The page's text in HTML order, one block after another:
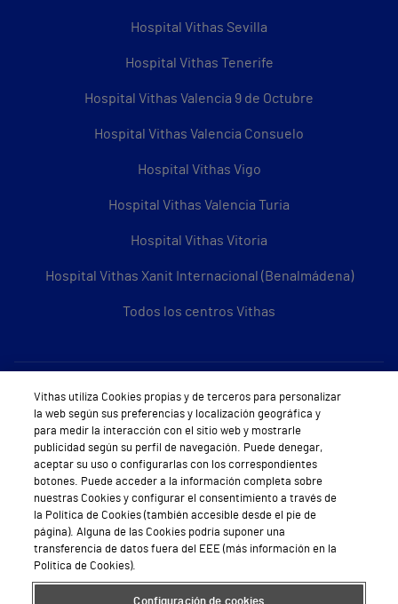
Hospital Vithas Sevilla
Hospital Vithas Tenerife
Hospital Vithas Valencia 9 de Octubre
Hospital Vithas Valencia Consuelo
Hospital Vithas Vigo
Hospital Vithas Valencia Turia
Hospital Vithas Vitoria
Hospital Vithas Xanit Internacional (Benalmádena)
Todos los centros Vithas
Sobre Vithas
Quiénes somos
Trabajar en Vithas
Teléfono Cita Médica
Teléfono Atención al Cliente
Política de seguridad y salud en el trabajo
Conoce a Supervita
Vithas utiliza Cookies propias y de terceros para personalizar
la web según sus preferencias y localización geográfica y
para medir la interacción con el sitio web y mostrarle
publicidad según su perfil de navegación. Puede denegar,
aceptar su uso o configurarlas con los correspondientes
botones. Puede acceder a la información completa sobre
nuestras Cookies y configurar el consentimiento a través de
la Política de Cookies (también accesible desde el pie de
página). Alguna de las Cookies podría suponer una
transferencia de datos fuera del EEE (más información en la
Política de Cookies).